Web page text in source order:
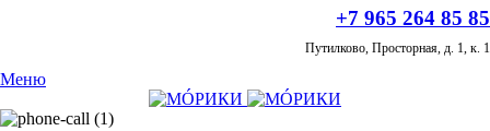
+7 965 264 85 85
Путилково, Просторная, д. 1, к. 1
Меню